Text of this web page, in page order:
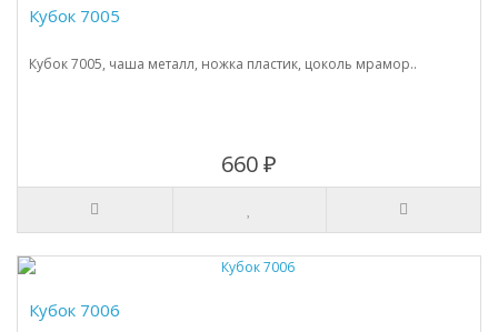
Кубок 7005
Кубок 7005, чаша металл, ножка пластик, цоколь мрамор..
660 ₽
Кубок 7006